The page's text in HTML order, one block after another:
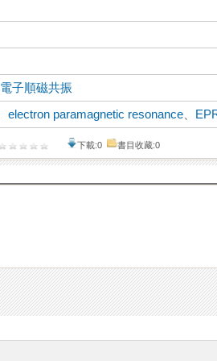
電子順磁共振
、electron paramagnetic resonance
下載:0 書目收藏:0